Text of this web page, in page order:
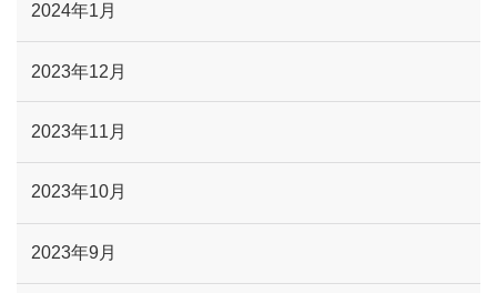
2024年1月
2023年12月
2023年11月
2023年10月
2023年9月